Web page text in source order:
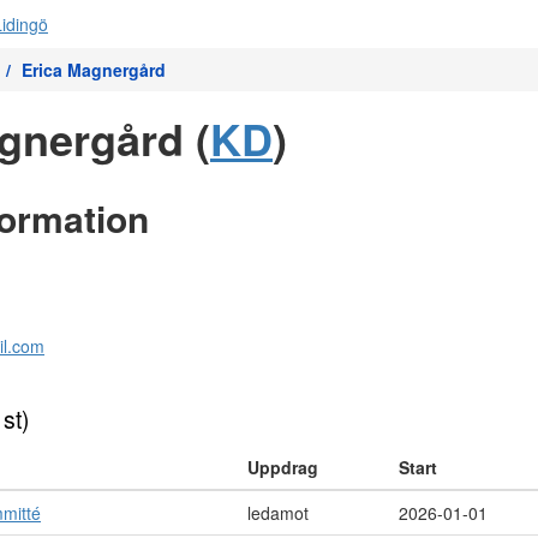
Erica Magnergård
(KD)
Uppdrag
Start
ledamot 2026-01-01